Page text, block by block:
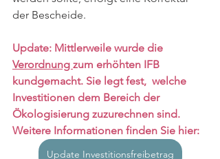
der Bescheide.
Update: Mittlerweile wurde die
Verordnung zum erhöhten IFB
kundgemacht. Sie legt fest,  welche
Investitionen dem Bereich der
Ökologisierung zuzurechnen sind.
Weitere Informationen finden Sie hier:
Update Investitionsfreibetrag